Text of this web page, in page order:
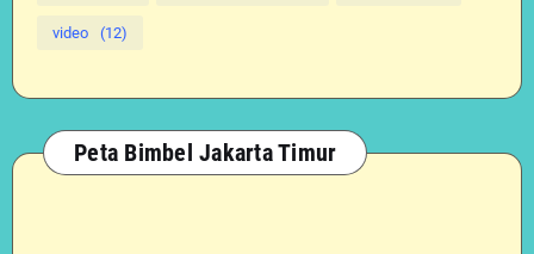
video (12)
Peta Bimbel Jakarta Timur